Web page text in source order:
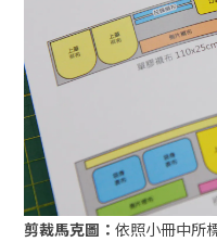
剪裁馬克圖： 依照小冊中所